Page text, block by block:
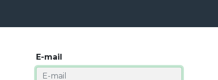
E-mail